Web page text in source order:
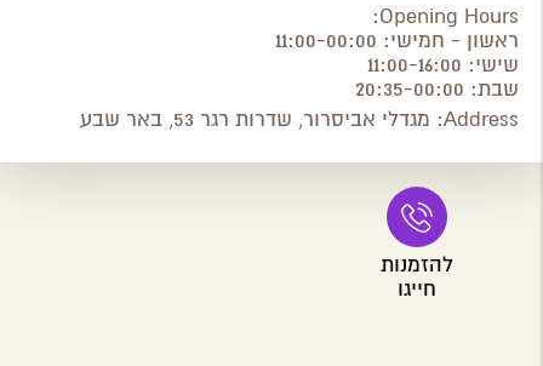
Opening Hours:
ראשון - חמישי: 11:00-00:00
שישי: 11:00-16:00
שבת: 20:35-00:00
Address: מגדלי אביסרור, שדרות רגר 53, באר שבע
להזמנות
חייגו